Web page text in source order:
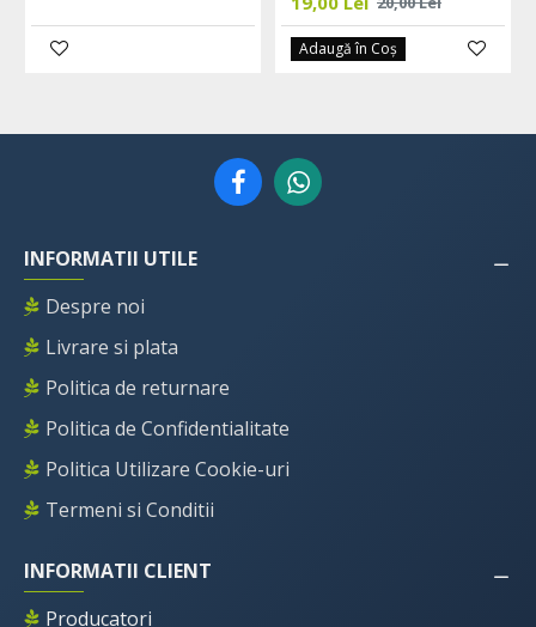
Adaugă în Coş
INFORMATII UTILE
Despre noi
Livrare si plata
Politica de returnare
Politica de Confidentialitate
Politica Utilizare Cookie-uri
Termeni si Conditii
INFORMATII CLIENT
Producatori